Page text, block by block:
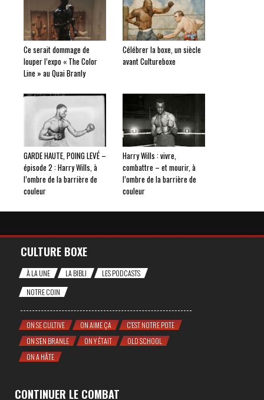
Ce serait dommage de
louper l’expo « The Color
Line » au Quai Branly
Célébrer la boxe, un siècle
avant Cultureboxe
GARDE HAUTE, POING LEVÉ –
épisode 2 : Harry Wills, à
l’ombre de la barrière de
couleur
Harry Wills : vivre,
combattre – et mourir, à
l’ombre de la barrière de
couleur
CULTURE BOXE
À LA UNE LA BIBLI
LES PODCASTS
NOTRE COIN
ON SE CULTIVE ON AIME ÇA
C'EST NOTRE POTE
ON S'EN BRANLE
ON Y ÉTAIT
OLD SCHOOL
ON A HÂTE
CONTINUER LE COMBAT